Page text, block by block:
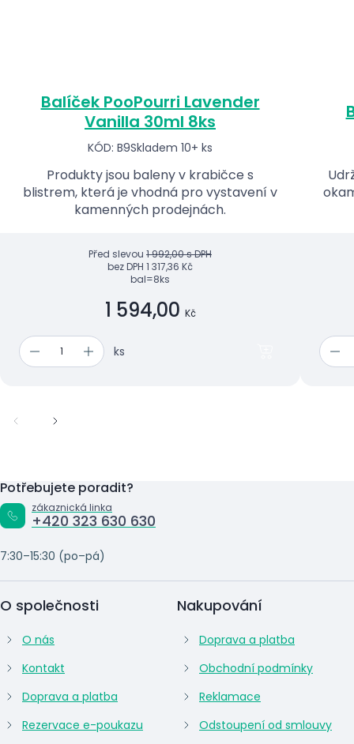
Balíček PooPourri Lavender
Vanilla 30ml 8ks
KÓD: B9Skladem 10+ ks
Produkty jsou baleny v krabičce s
blistrem, která je vhodná pro vystavení v
kamenných prodejnách.
Před slevou 1 992,00 s DPH
bez DPH 1 317,36 Kč
bal=8ks
1 594,00 Kč
ks
Potřebujete poradit?
zákaznická linka
+420 323 630 630
7:30–15:30 (po–pá)
O společnosti
O nás
Kontakt
Doprava a platba
Rezervace e-poukazu
Nakupování
Doprava a platba
Obchodní podmínky
Reklamace
Odstoupení od smlouvy